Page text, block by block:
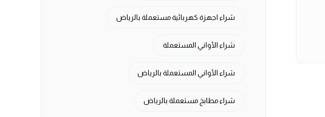
شراء اجهزة كهربائية مستعملة بالرياض
شراء الأواني المستعملة
شراء الأواني المستعملة بالرياض
شراء مطابخ مستعملة بالرياض